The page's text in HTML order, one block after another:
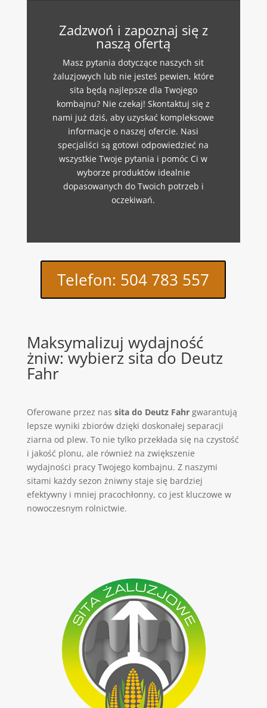
Zadzwoń i zapoznaj się z
naszą ofertą
Masz pytania dotyczące naszych sit
żaluzjowych lub nie jesteś pewien, które
sita będą najlepsze dla Twojego
kombajnu? Nie czekaj! Skontaktuj się z
nami już dziś, aby uzyskać kompleksowe
informacje o naszej ofercie. Nasi
specjaliści są gotowi odpowiedzieć na
wszystkie Twoje pytania i pomóc Ci w
wyborze produktów idealnie
dopasowanych do Twoich potrzeb i
oczekiwań.
Telefon: 504 783 557
Maksymalizuj wydajność
żniw: wybierz sita do Deutz
Fahr
Oferowane przez nas sita do Deutz Fahr gwarantują
lepsze wyniki zbiorów dzięki doskonałej separacji
ziarna od plew. To nie tylko przekłada się na czystość
i jakość plonu, ale również na zwiększenie
wydajności pracy Twojego kombajnu. Z naszymi
sitami każdy sezon żniwny staje się bardziej
efektywny i mniej pracochłonny, co jest kluczowe w
nowoczesnym rolnictwie.